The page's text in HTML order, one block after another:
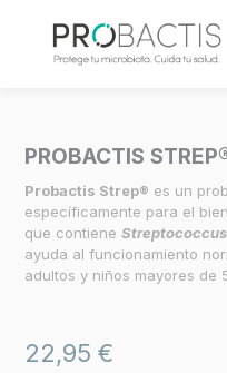
PROBACTIS
Probactis Strep® es un
específicamente para el
que contiene
ayuda al funcionamiento
adultos y niños mayores de
22,95€